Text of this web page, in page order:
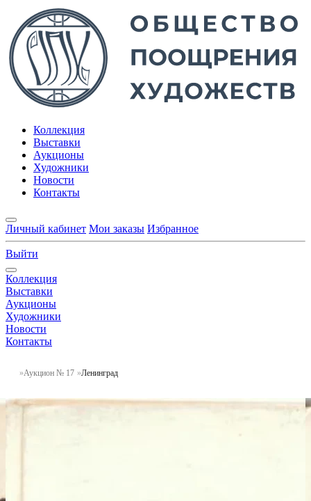
Коллекция
Выставки
Аукционы
Художники
Новости
Контакты
Личный кабинет Мои заказы Избранное
Выйти
Коллекция
Выставки
Аукционы
Художники
Новости
Контакты
Аукцион № 17 Ленинград